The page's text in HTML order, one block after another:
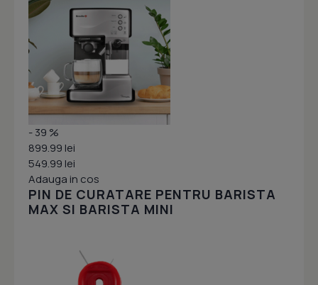
- 39 %
899.99 lei
549.99 lei
Adauga in cos
PIN DE CURATARE PENTRU BARISTA
MAX SI BARISTA MINI